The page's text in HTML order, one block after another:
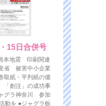
15日合併号
本地震 印刷関連
省 被害中小企業
紙・平判紙の価
創注」の成功事
グラ神奈川 参加
動を ●ジャグラ栃